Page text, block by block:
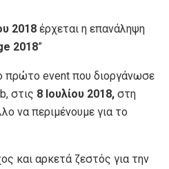
2018 έρχεται η επανάληψη
2018”
πρώτο event που διοργάνωσε
στις 8 Ιουλίου 2018, στη
να περιμένουμε για το
και αρκετά ζεστός για την